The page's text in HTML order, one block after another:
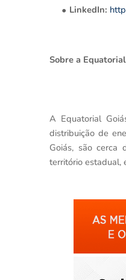
LinkedIn:
Sobre a
A Equatorial
distribuição de
Goiás, são cerca
território estadual,